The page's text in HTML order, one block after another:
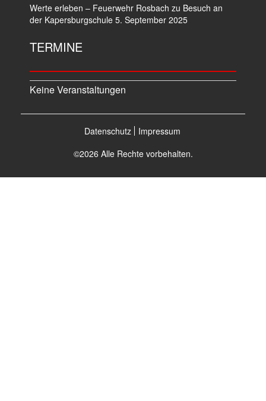
Werte erleben – Feuerwehr Rosbach zu Besuch an
der Kapersburgschule 5. September 2025
TERMINE
Keine Veranstaltungen
Datenschutz
Impressum
©2026 Alle Rechte vorbehalten.